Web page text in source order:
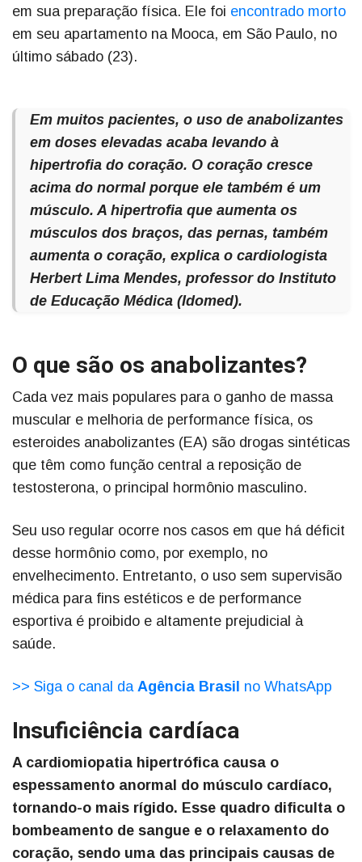
em sua preparação física. Ele foi encontrado morto
em seu apartamento na Mooca, em São Paulo, no
último sábado (23).
Em muitos pacientes, o uso de anabolizantes
em doses elevadas acaba levando à
hipertrofia do coração. O coração cresce
acima do normal porque ele também é um
músculo. A hipertrofia que aumenta os
músculos dos braços, das pernas, também
aumenta o coração, explica o cardiologista
Herbert Lima Mendes, professor do Instituto
de Educação Médica (Idomed).
O que são os anabolizantes?
Cada vez mais populares para o ganho de massa
muscular e melhoria de performance física, os
esteroides anabolizantes (EA) são drogas sintéticas
que têm como função central a reposição de
testosterona, o principal hormônio masculino.
Seu uso regular ocorre nos casos em que há déficit
desse hormônio como, por exemplo, no
envelhecimento. Entretanto, o uso sem supervisão
médica para fins estéticos e de performance
esportiva é proibido e altamente prejudicial à
saúde.
>> Siga o canal da Agência Brasil no WhatsApp
Insuficiência cardíaca
A cardiomiopatia hipertrófica causa o
espessamento anormal do músculo cardíaco,
tornando-o mais rígido. Esse quadro dificulta o
bombeamento de sangue e o relaxamento do
coração, sendo uma das principais causas de